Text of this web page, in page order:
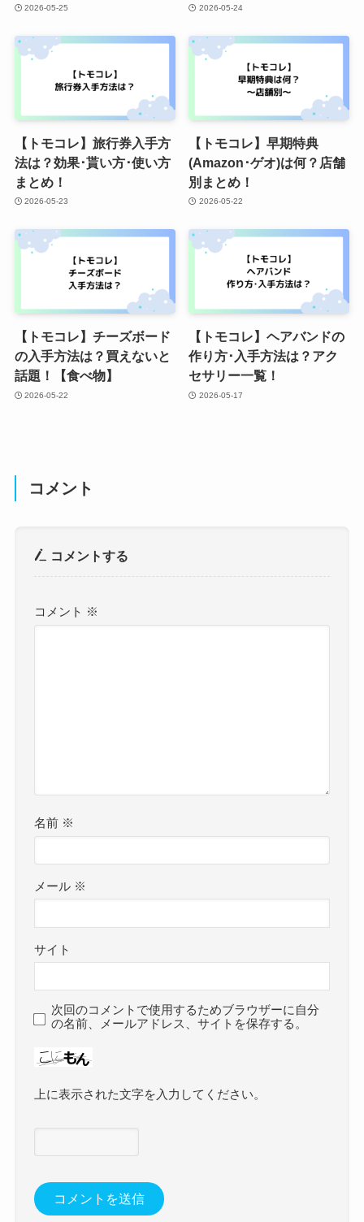
2026-05-25 2026-05-24
【トモコレ】旅行券入手方
法は？効果･貰い方･使い方
まとめ！
2026-05-23
【トモコレ】早期特典
(Amazon･ゲオ)は何？店舗
別まとめ！
2026-05-22
【トモコレ】チーズボード
の入手方法は？買えないと
話題！【食べ物】
2026-05-22
【トモコレ】ヘアバンドの
作り方･入手方法は？アク
セサリー一覧！
2026-05-17
コメント
コメントする
コメント ※
名前 ※
メール ※
サイト
次回のコメントで使用するためブラウザーに自分
の名前、メールアドレス、サイトを保存する。
上に表示された文字を入力してください。